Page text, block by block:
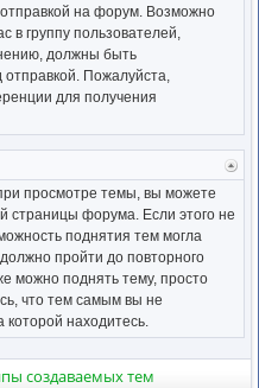
на форум. Возможно
в группу пользователей,
должны быть
Пожалуйста,
для получения
просмотре темы, вы можете
страницы форума. Если этого не
поднятия тем могла
пройти до повторного
можно поднять тему, просто
что тем самым вы не
находитесь.
создаваемых тем